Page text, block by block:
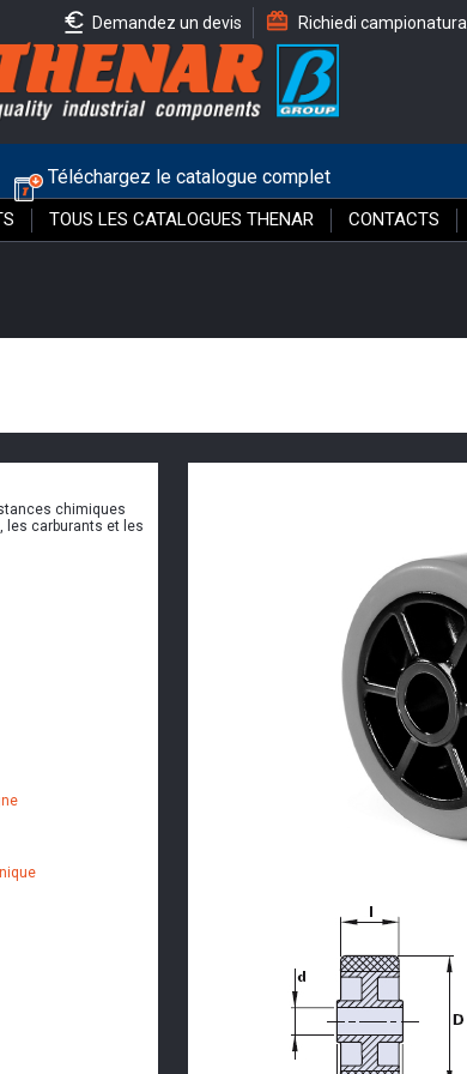
Richiedi campionatura
Demandez un devis
Téléchargez le catalogue complet
TOUS LES CATALOGUES THENAR CONTACTS
chimiques
les carburants et les